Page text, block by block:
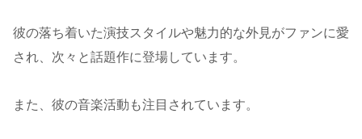
彼の落ち着いた演技スタイルや魅力的な外見がファンに愛
され、次々と話題作に登場しています。
また、彼の音楽活動も注目されています。